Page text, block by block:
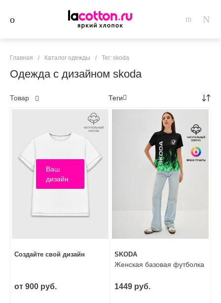
Главная / Каталог одежды / Тег: skoda
Одежда с дизайном skoda
Товар Теги
Ваш
дизайн
Создайте свой дизайн
от 900 руб.
SKODA
Женская базовая футболка
1449 руб.